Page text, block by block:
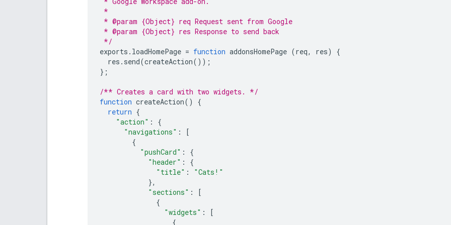
*
* @param {Object} req Request sent from Google
* @param {Object} res Response to send back
*/
exports . loadHomePage = function addonsHomePage (req, res)
{
res . send(createAction());
};
/** Creates a card with two widgets. */
function createAction()
{
return {
"action" :
{
"navigations" :
[
{
"pushCard" :
{
"header" :
{
"title" :
"Cats!"
},
"sections" :
[
{
"widgets" :
[
{